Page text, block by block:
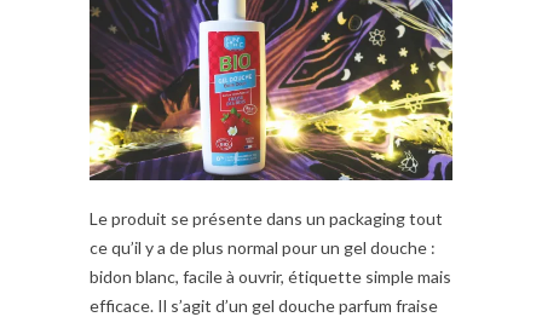
Le produit se présente dans un packaging tout
ce qu’il y a de plus normal pour un gel douche :
bidon blanc, facile à ouvrir, étiquette simple mais
efficace. Il s’agit d’un gel douche parfum fraise